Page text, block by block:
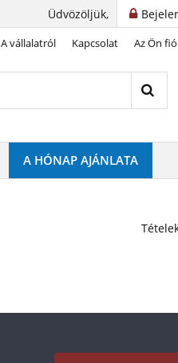
Üdvözöljük,
A vállalatról Kapcsolat Az Ön
A HÓNAP AJÁNLATA